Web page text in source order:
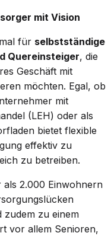
mit Vision
für selbstständige
Quereinsteiger, die
Geschäft mit
möchten. Egal, ob
mit
(LEH) oder als
bietet flexible
effektiv zu
zu betreiben.
als 2.000 Einwohnern
zudem zu einem
vor allem Senioren,